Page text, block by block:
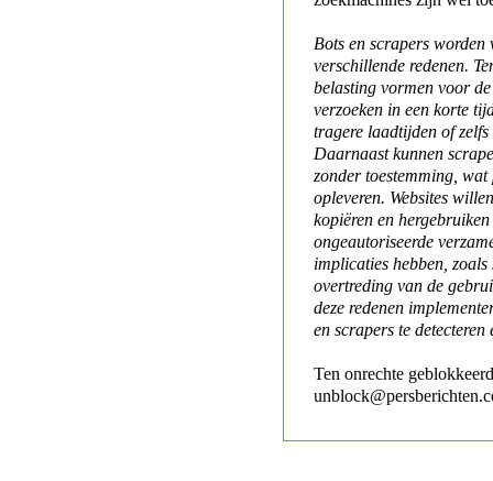
Bots en scrapers worden
verschillende redenen.
belasting vormen voor
verzoeken in een korte
tragere laadtijden of
Daarnaast kunnen
zonder toestemming,
opleveren. Websites
kopiëren en
ongeautoriseerde
implicaties hebben,
overtreding van de
deze redenen
en scrapers te detecteren
Ten onrechte